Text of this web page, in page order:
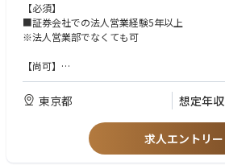
【必須】
■証券会社での法人営業経験5年以上
※法人営業部でなくても可
【尚可】
■事業会社に対するIPO、M&Aに関する成約
東京都 想定年収
求人エントリー